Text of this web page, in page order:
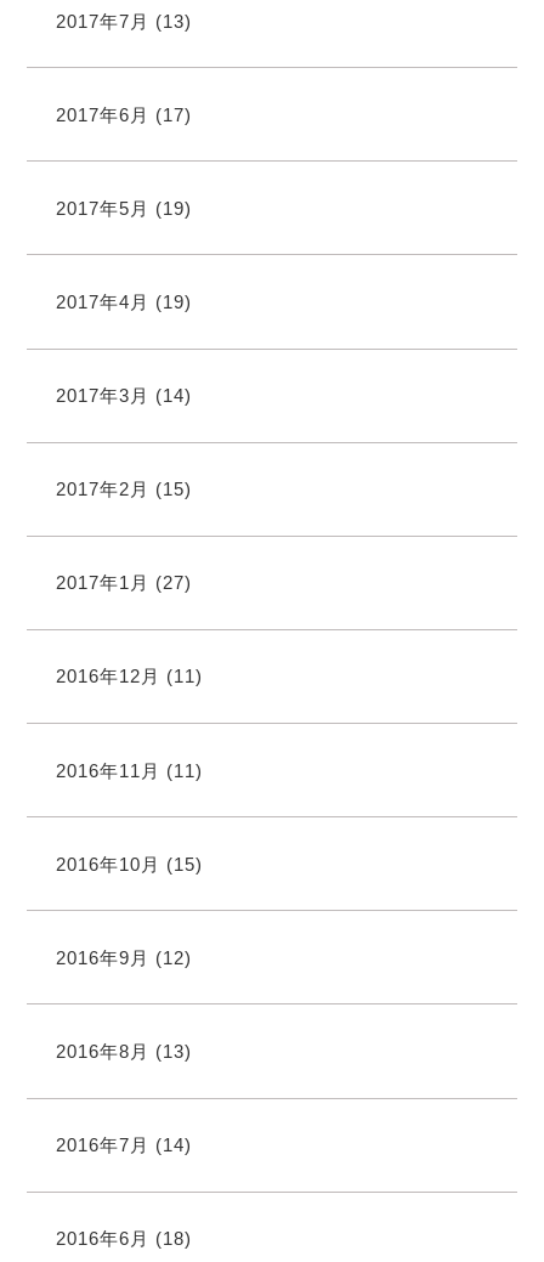
2017年7月 (13)
2017年6月 (17)
2017年5月 (19)
2017年4月 (19)
2017年3月 (14)
2017年2月 (15)
2017年1月 (27)
2016年12月 (11)
2016年11月 (11)
2016年10月 (15)
2016年9月 (12)
2016年8月 (13)
2016年7月 (14)
2016年6月 (18)